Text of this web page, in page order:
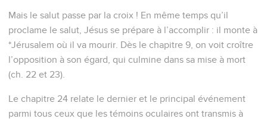
Mais le salut passe par la croix ! En même temps qu’il
proclame le salut, Jésus se prépare à l’accomplir : il monte à
*Jérusalem où il va mourir. Dès le chapitre 9, on voit croître
l’opposition à son égard, qui culmine dans sa mise à mort
(ch. 22 et 23).
Le chapitre 24 relate le dernier et le principal événement
parmi tous ceux que les témoins oculaires ont transmis à